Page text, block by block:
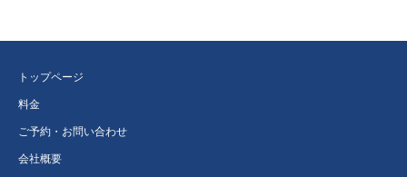
トップページ
料金
ご予約・お問い合わせ
会社概要